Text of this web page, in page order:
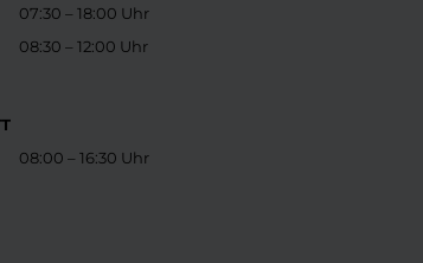
07:30 – 18:00 Uhr
08:30 – 12:00 Uhr
08:00 – 16:30 Uhr